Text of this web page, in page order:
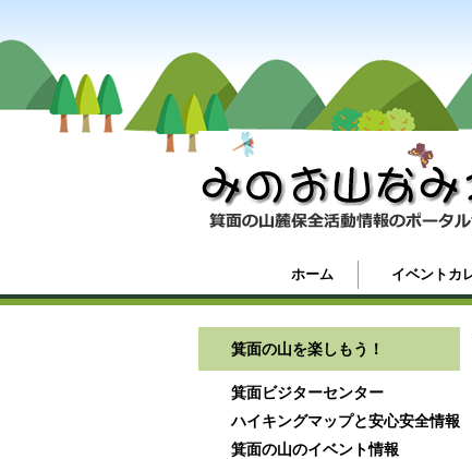
ホーム イベントカ
箕面の山を楽しもう！
箕面ビジターセンター
ハイキングマップと安心安全情報
箕面の山のイベント情報